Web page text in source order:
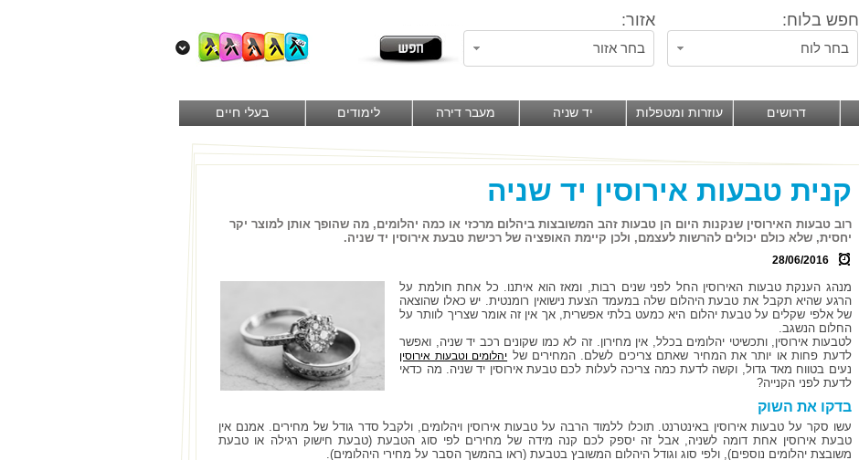
חפש בלוח: אזור:
בחר לוח בחר אזור
דרושים עוזרות ומטפלות יד שניה מעבר דירה לימודים בעלי חיים
קנית טבעות אירוסין יד שניה
רוב טבעות האירוסין שנקנות היום הן טבעות זהב המשובצות ביהלום מרכזי או כמה יהלומים, מה שהופך אותן למוצר יקר
יחסית, שלא כולם יכולים להרשות לעצמם, ולכן קיימת האופציה של רכישת טבעת אירוסין יד שניה.
28/06/2016
מנהג הענקת טבעות האירוסין החל לפני שנים רבות, ומאז הוא איתנו. כל אחת חולמת על
הרגע שהיא תקבל את טבעת היהלום שלה במעמד הצעת נישואין רומנטית. יש כאלו שהוצאה
של אלפי שקלים על טבעת יהלום היא כמעט בלתי אפשרית, אך אין זה אומר שצריך לוותר על
החלום הנשגב.
לטבעות אירוסין, ותכשיטי יהלומים בכלל, אין מחירון. זה לא כמו שקונים רכב יד שניה, ואפשר
לדעת פחות או יותר את המחיר שאתם צריכים לשלם. המחירים של יהלומים וטבעות אירוסין
נעים בטווח מאד גדול, וקשה לדעת כמה צריכה לעלות לכם טבעת אירוסין יד שניה. מה כדאי
לדעת לפני הקנייה?
בדקו את השוק
עשו סקר על טבעות אירוסין באינטרנט. תוכלו ללמוד הרבה על טבעות אירוסין ויהלומים, ולקבל סדר גודל של מחירים. אמנם אין
טבעת אירוסין אחת דומה לשניה, אבל זה יספק לכם קנה מידה של מחירים לפי סוג הטבעת (טבעת חישוק רגילה או טבעת
משובצת יהלומים נוספים), ולפי סוג וגודל היהלום המשובץ בטבעת (ראו בהמשך הסבר על מחירי היהלומים).